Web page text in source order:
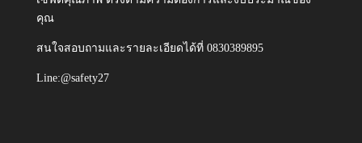
คุณ
สนใจสอบถามและรายละเอียดได้ที่ 0830389895
Line:@safety27